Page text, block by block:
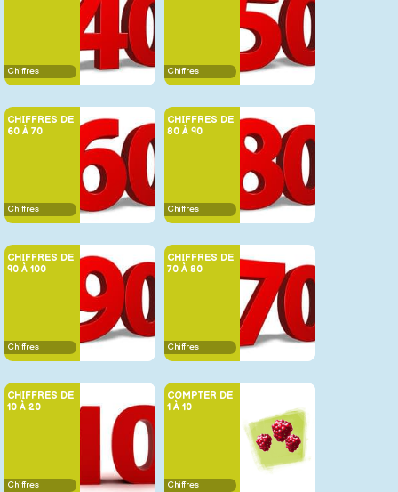
Chiffres Chiffres
CHIFFRES DE
60 À 70
Chiffres
CHIFFRES DE
80 À 90
Chiffres
CHIFFRES DE
90 À 100
Chiffres
CHIFFRES DE
70 À 80
Chiffres
CHIFFRES DE
10 À 20
Chiffres
COMPTER DE
1 À 10
Chiffres